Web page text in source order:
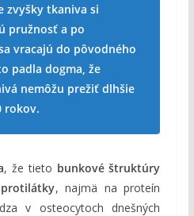
zvyšky tkaniva si
pružnosť a po
vracajú do pôvodného
padla dogma, že
nemôžu prežiť dlhšie
rokov.
, že tieto bunkové štruktúry
, najmä na proteín
v osteocytoch dnešných